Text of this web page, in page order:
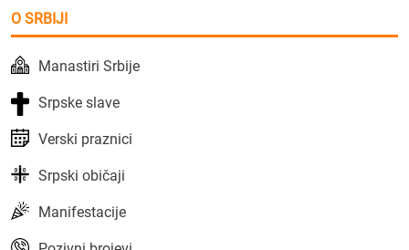
O SRBIJI
Manastiri Srbije
Srpske slave
Verski praznici
Srpski običaji
Manifestacije